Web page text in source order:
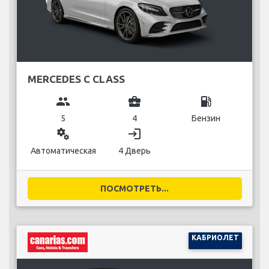
MERCEDES C CLASS
group
5
business_center
4
local_gas_station
Бензин
miscellaneous_services
Автоматическая
login
4 Дверь
ПОСМОТРЕТЬ...
КАБРИОЛЕТ